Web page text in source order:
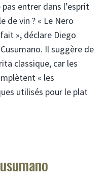
entrer dans l’esprit
de vin ? « Le Nero
», déclare Diego
Il suggère de
classique, car les
« les
utilisés pour le plat